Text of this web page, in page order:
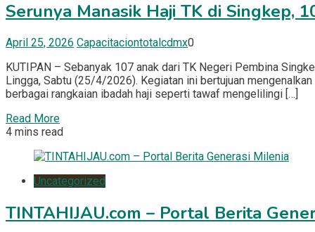
Serunya Manasik Haji TK di Singkep,
April 25, 2026 Capacitaciontotalcdmx0
KUTIPAN – Sebanyak 107 anak dari TK Negeri Pembina
Lingga, Sabtu (25/4/2026). Kegiatan ini bertujuan
berbagai rangkaian ibadah haji seperti tawaf mengelilingi […]
Read More
4 mins read
Uncategorized
TINTAHIJAU.com – Portal Berita